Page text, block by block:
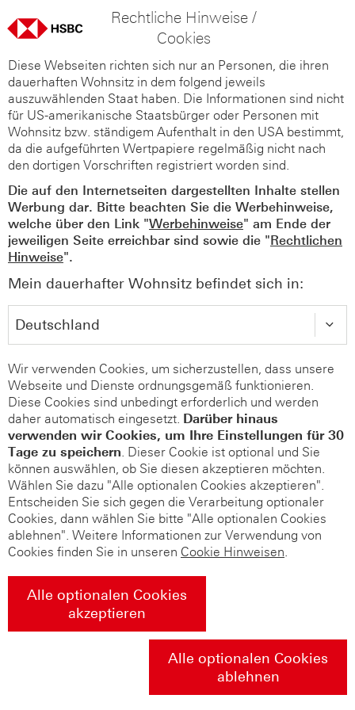
Rechtliche Hinweise /
Cookies
Diese Webseiten richten sich nur an Personen, die ihren
dauerhaften Wohnsitz in dem folgend jeweils
auszuwählenden Staat haben. Die Informationen sind nicht
für US-amerikanische Staatsbürger oder Personen mit
Wohnsitz bzw. ständigem Aufenthalt in den USA bestimmt,
da die aufgeführten Wertpapiere regelmäßig nicht nach
den dortigen Vorschriften registriert worden sind.
Die auf den Internetseiten dargestellten Inhalte stellen
Werbung dar. Bitte beachten Sie die Werbehinweise,
welche über den Link "Werbehinweise" am Ende der
jeweiligen Seite erreichbar sind sowie die "Rechtlichen
Hinweise".
Mein dauerhafter Wohnsitz befindet sich in:
Wir verwenden Cookies, um sicherzustellen, dass unsere
Webseite und Dienste ordnungsgemäß funktionieren.
Diese Cookies sind unbedingt erforderlich und werden
daher automatisch eingesetzt. Darüber hinaus
verwenden wir Cookies, um Ihre Einstellungen für 30
Tage zu speichern. Dieser Cookie ist optional und Sie
können auswählen, ob Sie diesen akzeptieren möchten.
Wählen Sie dazu "Alle optionalen Cookies akzeptieren".
Entscheiden Sie sich gegen die Verarbeitung optionaler
Cookies, dann wählen Sie bitte "Alle optionalen Cookies
ablehnen". Weitere Informationen zur Verwendung von
Cookies finden Sie in unseren Cookie Hinweisen.
Alle optionalen Cookies
akzeptieren
Alle optionalen Cookies
ablehnen